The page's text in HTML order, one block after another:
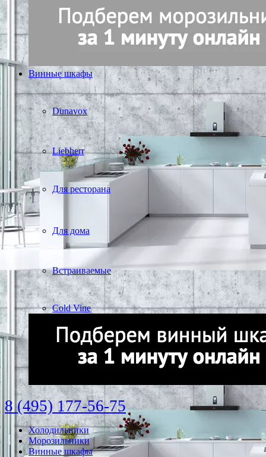
Винные шкафы
Dunavox
Liebherr
Для ресторана
Для дома
Встраиваемые
Cold Vine
8 (495) 177-56-75
Холодильники
Морозильники
Винные шкафы